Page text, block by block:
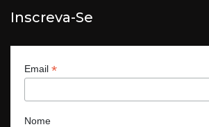
Inscreva-Se
Email *
Nome